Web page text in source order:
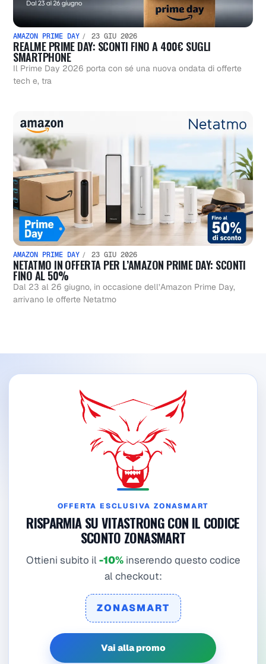
AMAZON PRIME DAY 23 GIU 2026
REALME PRIME DAY: SCONTI FINO A 400€ SUGLI
SMARTPHONE
Il Prime Day 2026 porta con sé una nuova ondata di offerte
tech e, tra
AMAZON PRIME DAY 23 GIU 2026
NETATMO IN OFFERTA PER L’AMAZON PRIME DAY: SCONTI
FINO AL 50%
Dal 23 al 26 giugno, in occasione dell’Amazon Prime Day,
arrivano le offerte Netatmo
OFFERTA ESCLUSIVA ZONASMART
RISPARMIA SU VITASTRONG CON IL CODICE
SCONTO ZONASMART
Ottieni subito il -10%inserendo questo codice
al checkout:
ZONASMART
Vai alla promo